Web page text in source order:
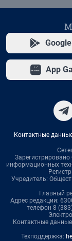
App
Контактные
информационных
Учредитель:
Главный
Адрес редакции:
телефон 8
Контактные
Техподдержка: